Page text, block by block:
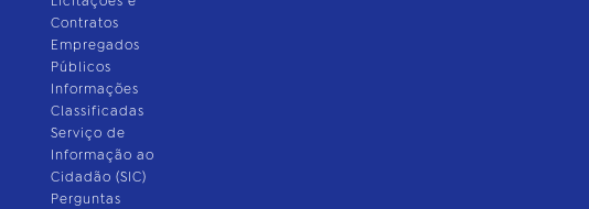
Contratos
Empregados
Públicos
Informações
Classificadas
Serviço de
Informação ao
Cidadão (SIC)
Perguntas